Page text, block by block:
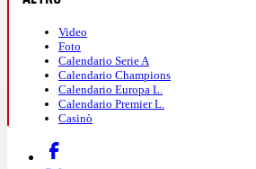
Video
Foto
Calendario Serie A
Calendario Champions
Calendario Europa L.
Calendario Premier L.
Casinò